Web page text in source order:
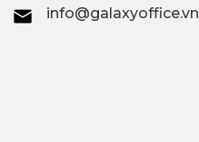
info@galaxyoffice.vn